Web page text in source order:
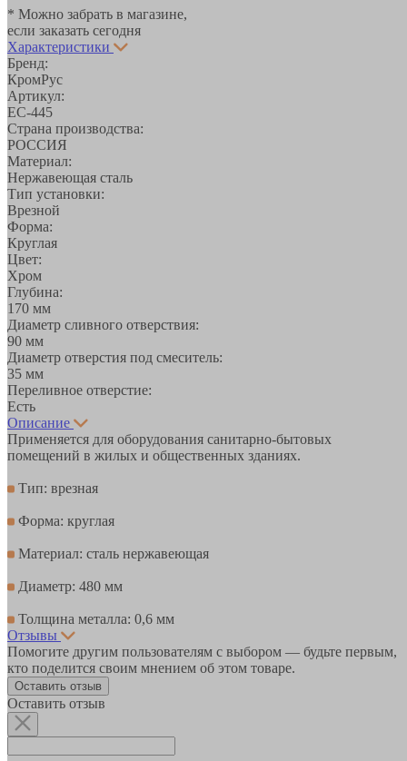
* Можно забрать в магазине,
если заказать сегодня
Характеристики
Бренд:
КромРус
Артикул:
EC-445
Страна производства:
РОССИЯ
Материал:
Нержавеющая сталь
Тип установки:
Врезной
Форма:
Круглая
Цвет:
Хром
Глубина:
170 мм
Диаметр сливного отверствия:
90 мм
Диаметр отверстия под смеситель:
35 мм
Переливное отверстие:
Есть
Описание
Применяется для оборудования санитарно-бытовых
помещений в жилых и общественных зданиях.
Тип: врезная
Форма: круглая
Материал: сталь нержавеющая
Диаметр: 480 мм
Толщина металла: 0,6 мм
Отзывы
Помогите другим пользователям с выбором — будьте первым,
кто поделится своим мнением об этом товаре.
Оставить отзыв
Оставить отзыв